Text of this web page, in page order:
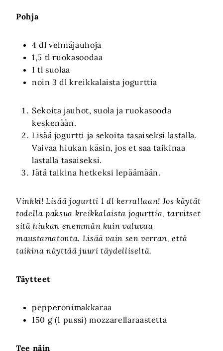
Pohja
4 dl vehnäjauhoja
1,5 tl ruokasoodaa
1 tl suolaa
noin 3 dl kreikkalaista jogurttia
Sekoita jauhot, suola ja ruokasooda
keskenään.
Lisää jogurtti ja sekoita tasaiseksi lastalla.
Vaivaa hiukan käsin, jos et saa taikinaa
lastalla tasaiseksi.
Jätä taikina hetkeksi lepäämään.
Vinkki! Lisää jogurtti 1 dl kerrallaan! Jos käytät
todella paksua kreikkalaista jogurttia, tarvitset
sitä hiukan enemmän kuin valuvaa
maustamatonta. Lisää vain sen verran, että
taikina näyttää juuri täydelliseltä.
Täytteet
pepperonimakkaraa
150 g (1 pussi) mozzarellaraastetta
Tee näin